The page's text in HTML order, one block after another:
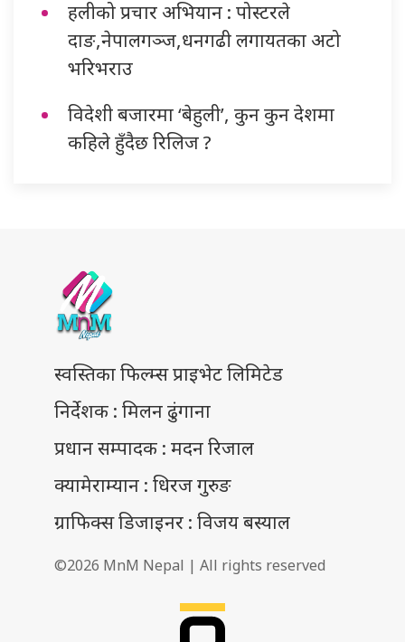
हलीको प्रचार अभियान : पोस्टरले
दाङ,नेपालगञ्ज,धनगढी लगायतका अटो
भरिभराउ
विदेशी बजारमा ‘बेहुली’, कुन कुन देशमा
कहिले हुँदैछ रिलिज ?
स्वस्तिका फिल्म्स प्राइभेट लिमिटेड
निर्देशक : मिलन ढुंगाना
प्रधान सम्पादक : मदन रिजाल
क्यामेराम्यान : धिरज गुरुङ
ग्राफिक्स डिजाइनर : विजय बस्याल
©2026 MnM Nepal | All rights reserved